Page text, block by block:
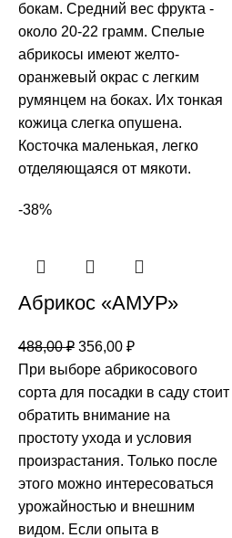
бокам. Средний вес фрукта -
около 20-22 грамм. Спелые
абрикосы имеют желто-
оранжевый окрас с легким
румянцем на боках. Их тонкая
кожица слегка опушена.
Косточка маленькая, легко
отделяющаяся от мякоти.
-38%
Абрикос «АМУР»
488,00₽ 356,00 ₽
При выборе абрикосового
сорта для посадки в саду стоит
обратить внимание на
простоту ухода и условия
произрастания. Только после
этого можно интересоваться
урожайностью и внешним
видом. Если опыта в